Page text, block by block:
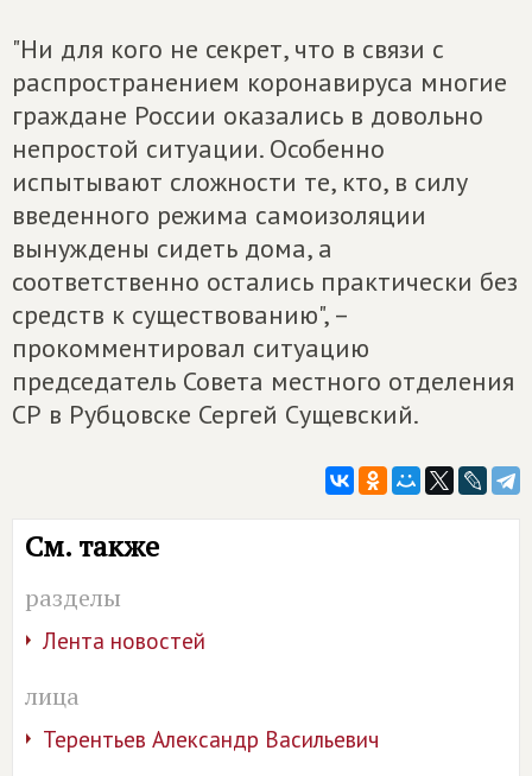
"Ни для кого не секрет, что в связи с
распространением коронавируса многие
граждане России оказались в довольно
непростой ситуации. Особенно
испытывают сложности те, кто, в силу
введенного режима самоизоляции
вынуждены сидеть дома, а
соответственно остались практически без
средств к существованию", –
прокомментировал ситуацию
председатель Совета местного отделения
СР в Рубцовске Сергей Сущевский.
См. также
разделы
Лента новостей
лица
Терентьев Александр Васильевич